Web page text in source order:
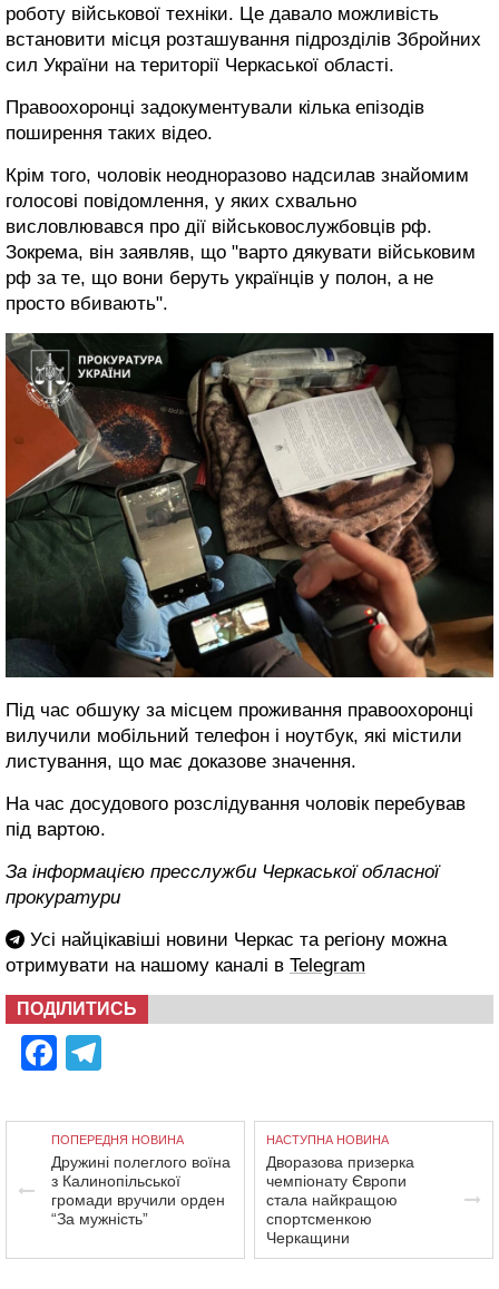
роботу військової техніки. Це давало можливість
встановити місця розташування підрозділів Збройних
сил України на території Черкаської області.
Правоохоронці задокументували кілька епізодів
поширення таких відео.
Крім того, чоловік неодноразово надсилав знайомим
голосові повідомлення, у яких схвально
висловлювався про дії військовослужбовців рф.
Зокрема, він заявляв, що "варто дякувати військовим
рф за те, що вони беруть українців у полон, а не
просто вбивають".
Під час обшуку за місцем проживання правоохоронці
вилучили мобільний телефон і ноутбук, які містили
листування, що має доказове значення.
На час досудового розслідування чоловік перебував
під вартою.
За інформацією пресслужби Черкаської обласної
прокуратури
Усі найцікавіші новини Черкас та регіону можна
отримувати на нашому каналі в Telegram
ПОДІЛИТИСЬ
Facebook
ПОПЕРЕДНЯ НОВИНА
Дружині полеглого воїна
з Калинопільської
громади вручили орден
“За мужність”
НАСТУПНА НОВИНА
Дворазова призерка
чемпіонату Європи
стала найкращою
спортсменкою
Черкащини